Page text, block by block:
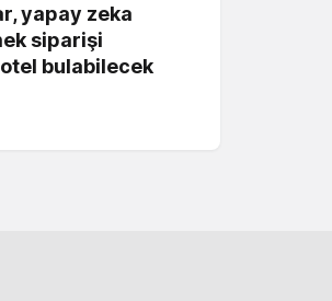
yapay zeka
siparişi
bulabilecek